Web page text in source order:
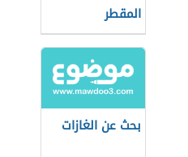
المقطر
بحث عن الغازات